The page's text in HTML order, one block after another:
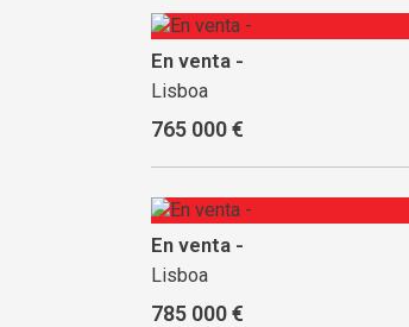
En venta -
Lisboa
765 000 €
En venta -
Lisboa
785 000 €